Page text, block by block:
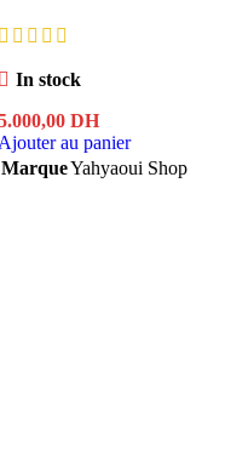
In stock
DH
au panier
MarqueYahyaoui Shop